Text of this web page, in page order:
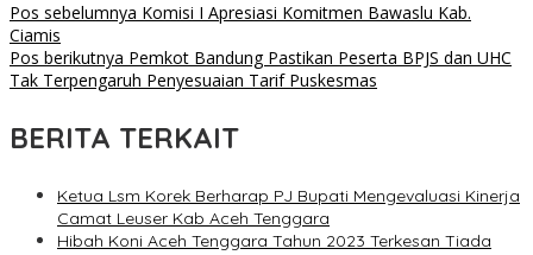
Pos sebelumnya Komisi I Apresiasi Komitmen Bawaslu Kab.
Ciamis
Pos berikutnya Pemkot Bandung Pastikan Peserta BPJS dan UHC
Tak Terpengaruh Penyesuaian Tarif Puskesmas
BERITA TERKAIT
Ketua Lsm Korek Berharap PJ Bupati Mengevaluasi Kinerja
Camat Leuser Kab Aceh Tenggara
Hibah Koni Aceh Tenggara Tahun 2023 Terkesan Tiada